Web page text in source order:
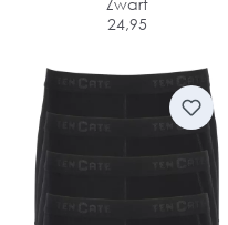
high waist cotton (1-pack)
Zwart
24,95